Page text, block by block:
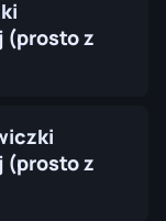
(prosto z
(prosto z